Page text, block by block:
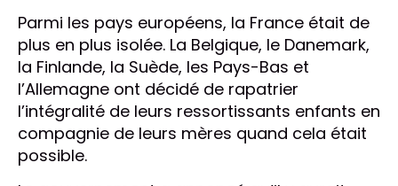
Parmi les pays européens, la France était de
plus en plus isolée. La Belgique, le Danemark,
la Finlande, la Suède, les Pays-Bas et
l’Allemagne ont décidé de rapatrier
l’intégralité de leurs ressortissants enfants en
compagnie de leurs mères quand cela était
possible.